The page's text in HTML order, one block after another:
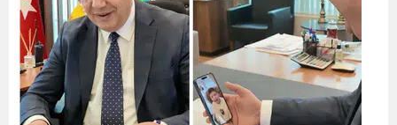
Çanakkale
Çankırı
Çorum
Denizli